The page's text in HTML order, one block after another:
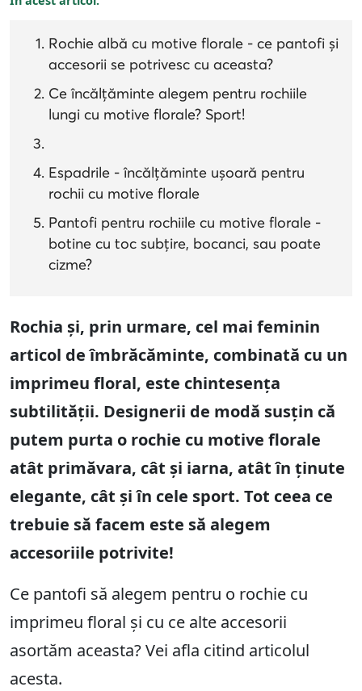
Rochie albă cu motive florale - ce pantofi și
accesorii se potrivesc cu aceasta?
Ce încălțăminte alegem pentru rochiile
lungi cu motive florale? Sport!
Espadrile - încălțăminte ușoară pentru
rochii cu motive florale
Pantofi pentru rochiile cu motive florale -
botine cu toc subțire, bocanci, sau poate
cizme?
Rochia și, prin urmare, cel mai feminin
articol de îmbrăcăminte, combinată cu un
imprimeu floral, este chintesența
subtilității. Designerii de modă susțin că
putem purta o rochie cu motive florale
atât primăvara, cât și iarna, atât în ținute
elegante, cât și în cele sport. Tot ceea ce
trebuie să facem este să alegem
accesoriile potrivite!
Ce pantofi să alegem pentru o rochie cu
imprimeu floral și cu ce alte accesorii
asortăm aceasta? Vei afla citind articolul
acesta.